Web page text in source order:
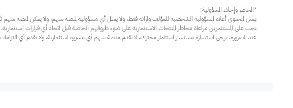
عند الضرورة، يرجى استشارة مستشار استثمار محترف. لا تقدم منصة سهم أي مشورة استثمارية، ولا تقدم أي